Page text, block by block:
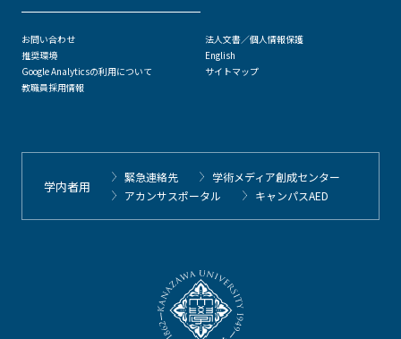
お問い合わせ
推奨環境
Google Analyticsの利用について
教職員採用情報
法人文書／個人情報保護
English
サイトマップ
学内者用
緊急連絡先
学術メディア創成センター
アカンサスポータル
キャンパスAED